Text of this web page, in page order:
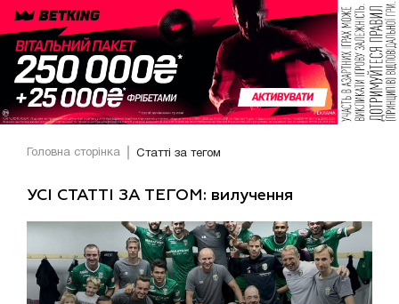
Головна сторінка Статті за тегом
УСІ СТАТТІ ЗА ТЕГОМ: вилучення